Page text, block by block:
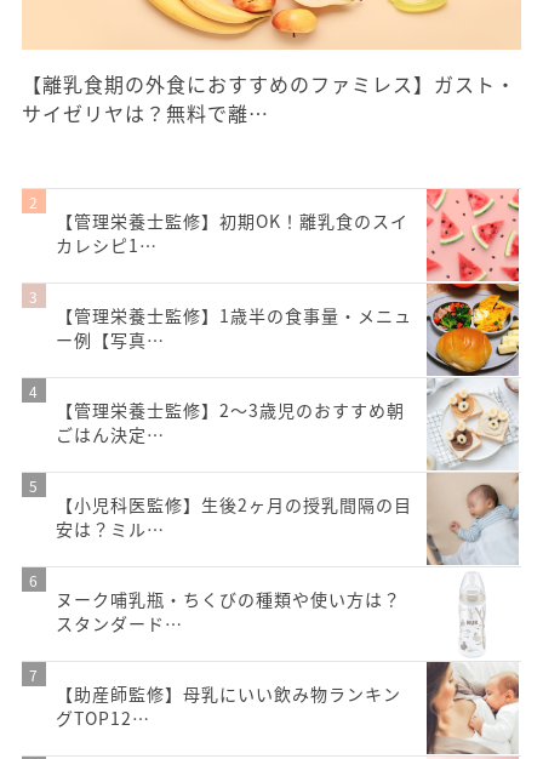
【離乳食期の外食におすすめのファミレス】ガスト・
サイゼリヤは？無料で離…
【管理栄養士監修】初期OK！離乳食のスイ
カレシピ1…
【管理栄養士監修】1歳半の食事量・メニュ
ー例【写真…
【管理栄養士監修】2〜3歳児のおすすめ朝
ごはん決定…
【小児科医監修】生後2ヶ月の授乳間隔の目
安は？ミル…
ヌーク哺乳瓶・ちくびの種類や使い方は？
スタンダード…
【助産師監修】母乳にいい飲み物ランキン
グTOP12…